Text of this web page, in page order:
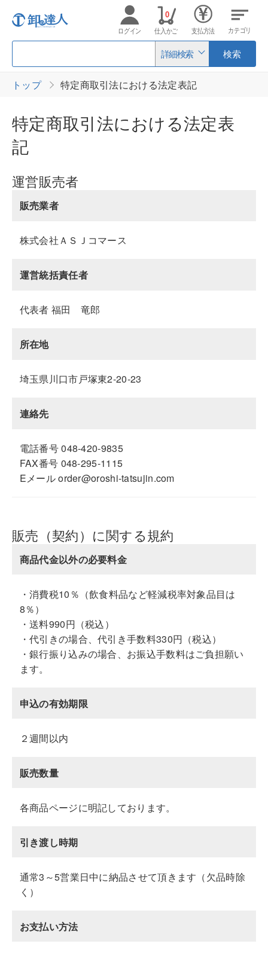
詳細検索 検索
ログイン 仕入かご
0
支払方法 カテゴリ
トップ 特定商取引法における法定表記
特定商取引法における法定表
記
運営販売者
販売業者
株式会社ＡＳＪコマース
運営統括責任者
代表者 福田 竜郎
所在地
埼玉県川口市戸塚東2-20-23
連絡先
電話番号 048-420-9835
FAX番号 048-295-1115
Eメール order@oroshi-tatsujin.com
販売（契約）に関する規約
商品代金以外の必要料金
・消費税10％（飲食料品など軽減税率対象品目は
8％）
・送料990円（税込）
・代引きの場合、代引き手数料330円（税込）
・銀行振り込みの場合、お振込手数料はご負担願い
ます。
申込の有効期限
２週間以内
販売数量
各商品ページに明記しております。
引き渡し時期
通常3～5営業日中に納品させて頂きます（欠品時除
く）
お支払い方法